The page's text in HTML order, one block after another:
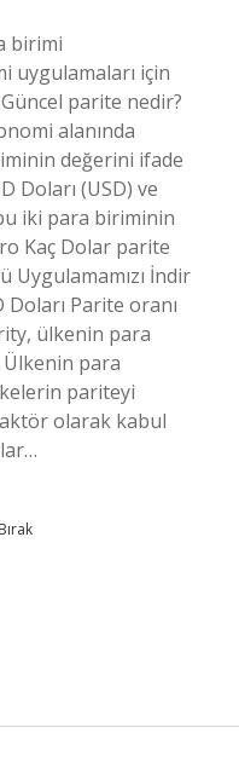
birimi
uygulamaları için
parite nedir?
alanında
değerini ifade
Doları (USD) ve
iki para biriminin
Kaç Dolar parite
Uygulamamızı İndir
Parite oranı
ülkenin para
para
pariteyi
olarak kabul